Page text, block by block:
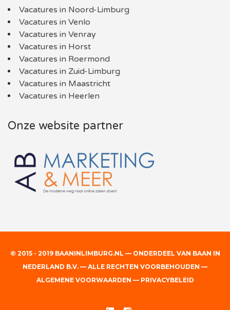
Vacatures in Noord-Limburg
Vacatures in Venlo
Vacatures in Venray
Vacatures in Horst
Vacatures in Roermond
Vacatures in Zuid-Limburg
Vacatures in Maastricht
Vacatures in Heerlen
Onze website partner
© 2015 - 2019 BAANINLIMBURG.NL — ONDERDEEL VAN BAAN IN
NEDERLAND B.V. — ALLE RECHTEN VOORBEHOUDEN —
ALGEMENE VOORWAARDEN — PRIVACYBELEID